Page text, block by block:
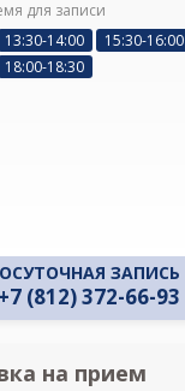
для записи
13:30-14:00
15:30-16:00
18:00-18:30
ЗАПИСЬ
+7 (812) 372-66-93
на прием